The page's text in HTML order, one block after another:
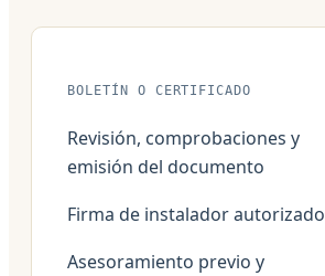
BOLETÍN O CERTIFICADO
Revisión, comprobaciones y
emisión del documento
Firma de instalador autorizado
Asesoramiento previo y